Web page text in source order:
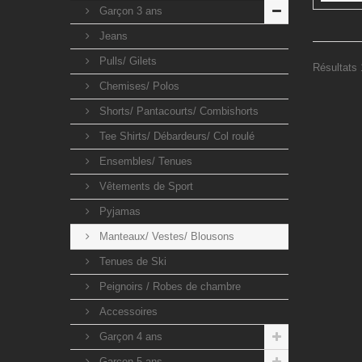
Garçon 3 ans
Jeans
Pulls/ Gilets
Chemises/ Polos
Shorts/ Pantacourts/ Combishorts
Tee Shirts/ Débardeurs/ Col roulé
Ensembles/ Tenues
Vêtements de Sport
Pyjamas
Manteaux/ Vestes/ Blousons
Tenues de Ski
Peignoirs / Robes de chambre
Accessoires
Garçon 4 ans
Résultats